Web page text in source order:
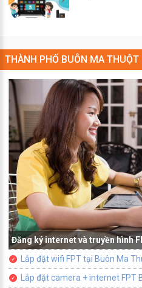
THÀNH PHỐ BUÔN MA THUỘT
Đăng ký internet và truyền hình
Lắp đặt wifi FPT tại Buôn Ma
Lắp đặt camera + internet FPT